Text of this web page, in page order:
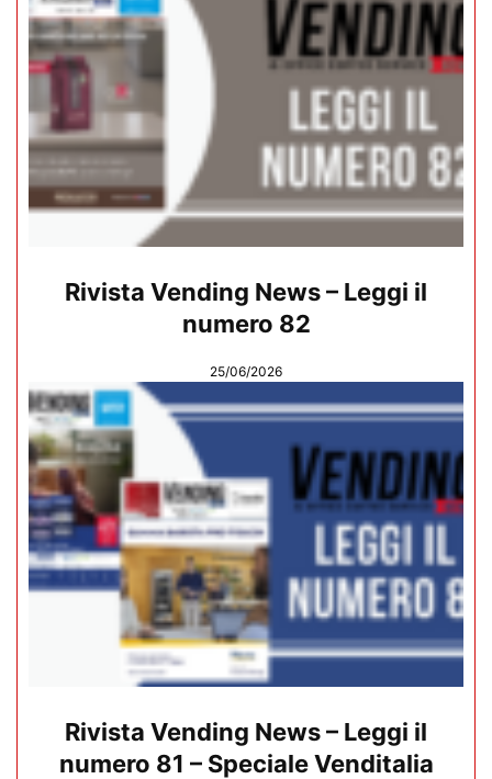
Rivista Vending News – Leggi il
numero 82
25/06/2026
Rivista Vending News – Leggi il
numero 81 – Speciale Venditalia